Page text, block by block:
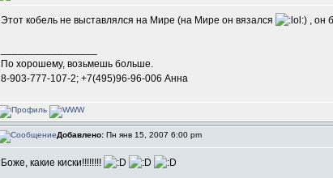
Этот кобель не выставлялся на Мире (на Мире он вязался ) , он
По хорошему, возьмешь больше.
8-903-777-107-2; +7(495)96-96-006 Анна
Добавлено: Пн янв 15, 2007 6:00 pm
Боже, какие киски!!!!!!!!